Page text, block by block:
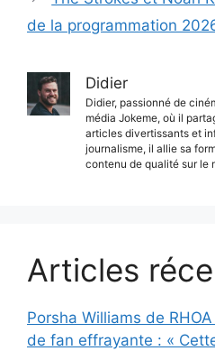
de la programmation
Didier
Didier, passionné de
média Jokeme, où il
articles divertissants et
journalisme, il allie sa
contenu de qualité sur le
Articles
Porsha Williams de
de fan effrayante : «